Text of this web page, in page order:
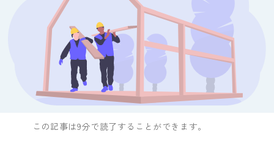
この記事は9分で読了することができます。